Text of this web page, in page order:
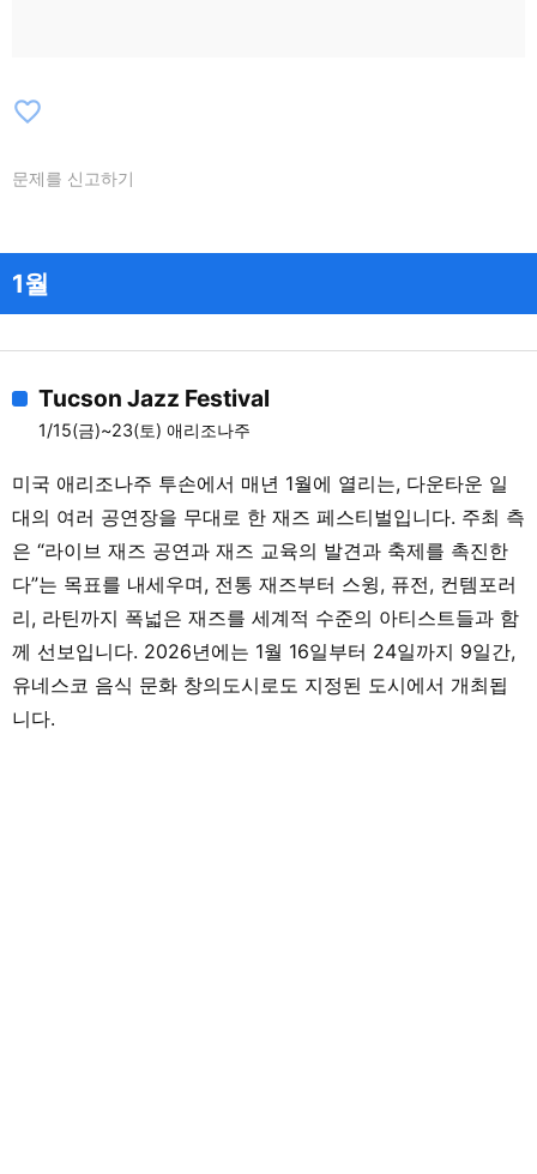
favorite_border
문제를 신고하기
1월
Tucson Jazz Festival
1/15(금)~23(토) 애리조나주
미국 애리조나주 투손에서 매년 1월에 열리는, 다운타운 일
대의 여러 공연장을 무대로 한 재즈 페스티벌입니다. 주최 측
은 “라이브 재즈 공연과 재즈 교육의 발견과 축제를 촉진한
다”는 목표를 내세우며, 전통 재즈부터 스윙, 퓨전, 컨템포러
리, 라틴까지 폭넓은 재즈를 세계적 수준의 아티스트들과 함
께 선보입니다. 2026년에는 1월 16일부터 24일까지 9일간,
유네스코 음식 문화 창의도시로도 지정된 도시에서 개최됩
니다.